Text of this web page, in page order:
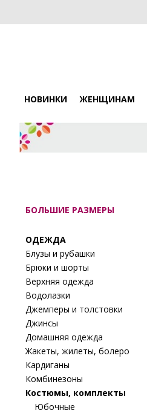
НОВИНКИ ЖЕНЩИНАМ
БОЛЬШИЕ РАЗМЕРЫ
ОДЕЖДА
Блузы и рубашки
Брюки и шорты
Верхняя одежда
Водолазки
Джемперы и толстовки
Джинсы
Домашняя одежда
Жакеты, жилеты, болеро
Кардиганы
Комбинезоны
Костюмы, комплекты
Юбочные